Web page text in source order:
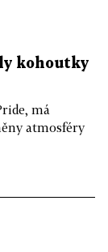
kohoutky
má
atmosféry